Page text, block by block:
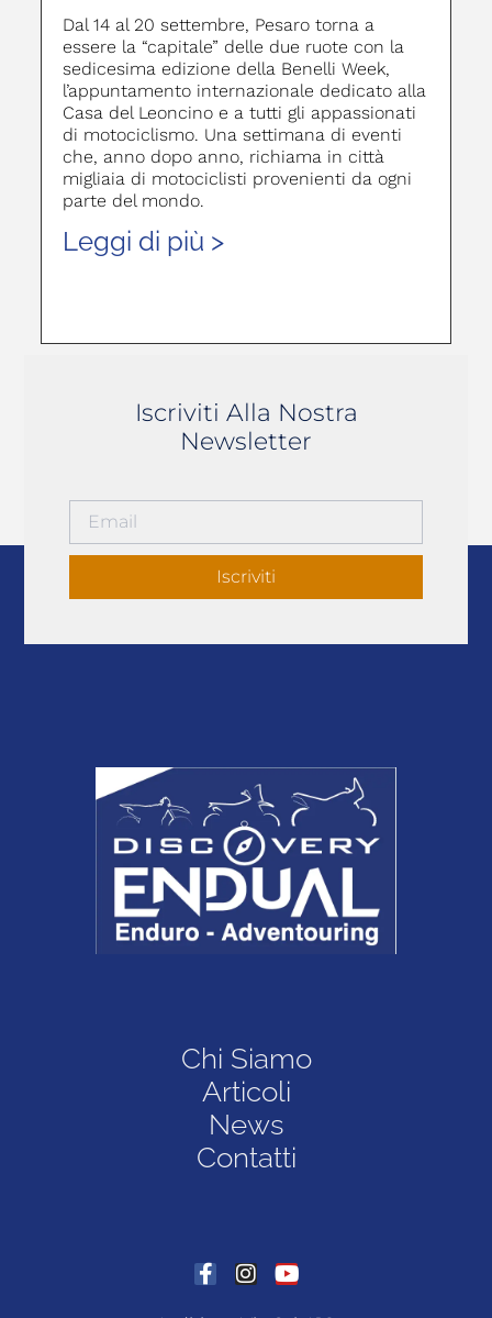
Dal 14 al 20 settembre, Pesaro torna a
essere la “capitale” delle due ruote con la
sedicesima edizione della Benelli Week,
l’appuntamento internazionale dedicato alla
Casa del Leoncino e a tutti gli appassionati
di motociclismo. Una settimana di eventi
che, anno dopo anno, richiama in città
migliaia di motociclisti provenienti da ogni
parte del mondo.
Leggi di più >
Iscriviti Alla Nostra
Newsletter
Iscriviti
Chi Siamo
Articoli
News
Contatti